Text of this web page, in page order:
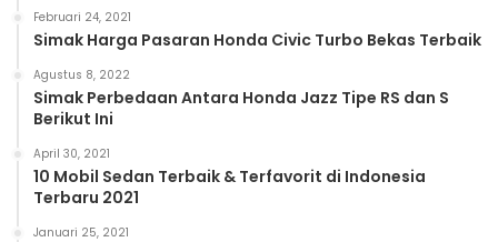
Februari 24, 2021
Simak Harga Pasaran Honda Civic Turbo Bekas Terbaik
Agustus 8, 2022
Simak Perbedaan Antara Honda Jazz Tipe RS dan S
Berikut Ini
April 30, 2021
10 Mobil Sedan Terbaik & Terfavorit di Indonesia
Terbaru 2021
Januari 25, 2021